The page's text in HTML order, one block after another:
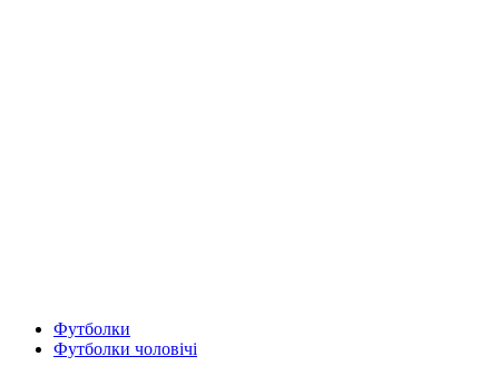
Футболки
Футболки чоловічі